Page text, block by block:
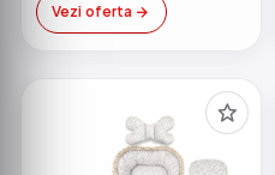
Vezi oferta